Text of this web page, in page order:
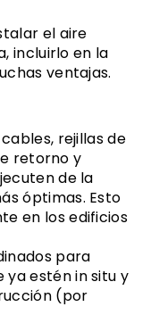
el aire
incluirlo en la
ventajas.
rejillas de
retorno y
de la
óptimas. Esto
en los edificios
para
estén in situ y
(por